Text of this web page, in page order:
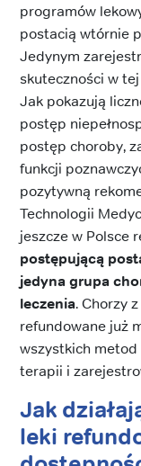
programów
postacią wtórnie
Jedynym
skuteczności w
Jak pokazują
postęp
postęp choroby,
funkcji
pozytywną
Technologii
jeszcze w Polsce
postępującą
jedyna grupa
leczenia. Chorzy
refundowane już
wszystkich
terapii i
Jak
leki